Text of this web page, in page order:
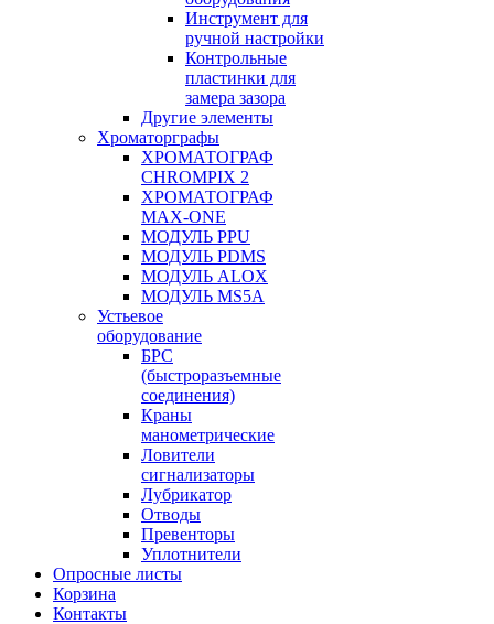
Инструмент для
ручной настройки
Контрольные
пластинки для
замера зазора
Другие элементы
Хроматорграфы
ХРОМАТОГРАФ
CHROMPIX 2
ХРОМАТОГРАФ
MAX-ONE
МОДУЛЬ PPU
МОДУЛЬ PDMS
МОДУЛЬ ALOX
МОДУЛЬ MS5A
Устьевое
оборудование
БРС
(быстроразъемные
соединения)
Краны
манометрические
Ловители
сигнализаторы
Лубрикатор
Отводы
Превенторы
Уплотнители
Опросные листы
Корзина
Контакты